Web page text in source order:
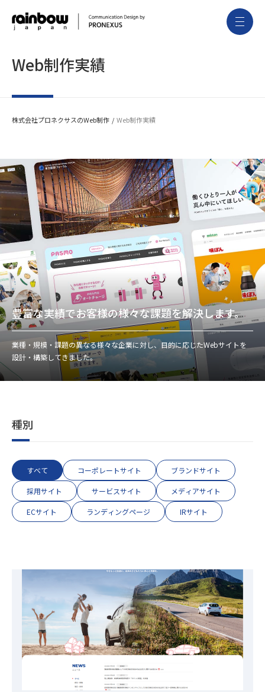
Web制作実績
株式会社プロネクサスのWeb制作 Web制作実績
豊富な実績でお客様の様々な課題を解決します。
業種・規模・課題の異なる様々な企業に対し、目的に応じたWebサイトを
設計・構築してきました。
種別
すべて コーポレートサイト ブランドサイト
採用サイト サービスサイト メディアサイト
ECサイト ランディングページ IRサイト